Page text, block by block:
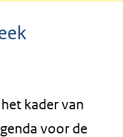
kader van
voor de